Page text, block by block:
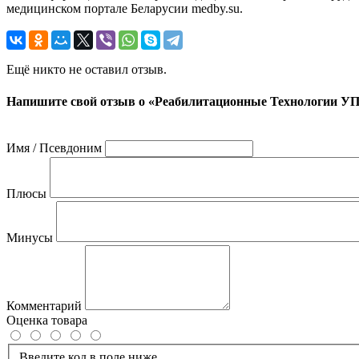
медицинском портале Беларусии medby.su.
Ещё никто не оставил отзыв.
Напишите свой отзыв о «Реабилитационные Технологии
Имя / Псевдоним
Плюсы
Минусы
Комментарий
Оценка товара